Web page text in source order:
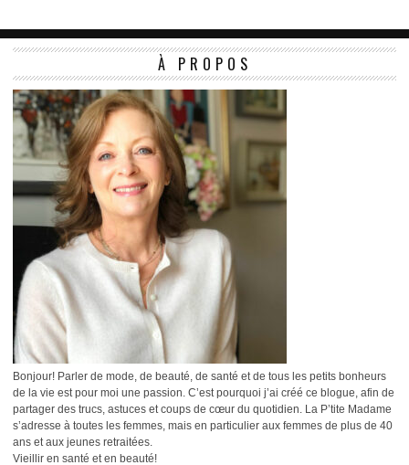
À PROPOS
Bonjour! Parler de mode, de beauté, de santé et de tous les petits bonheurs
de la vie est pour moi une passion. C’est pourquoi j’ai créé ce blogue, afin de
partager des trucs, astuces et coups de cœur du quotidien. La P’tite Madame
s’adresse à toutes les femmes, mais en particulier aux femmes de plus de 40
ans et aux jeunes retraitées.
Vieillir en santé et en beauté!